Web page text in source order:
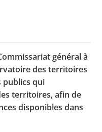
de l’APHG
presse
général à
des territoires
publics qui
territoires, afin de
disponibles dans